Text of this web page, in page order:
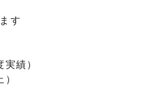
す
績）